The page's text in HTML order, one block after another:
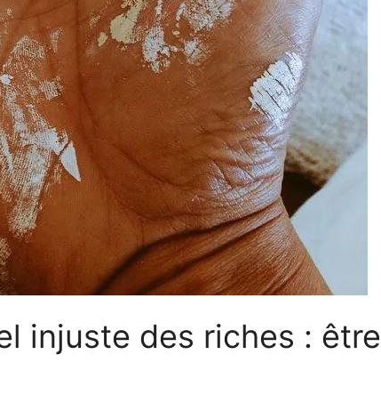
injuste des riches : être